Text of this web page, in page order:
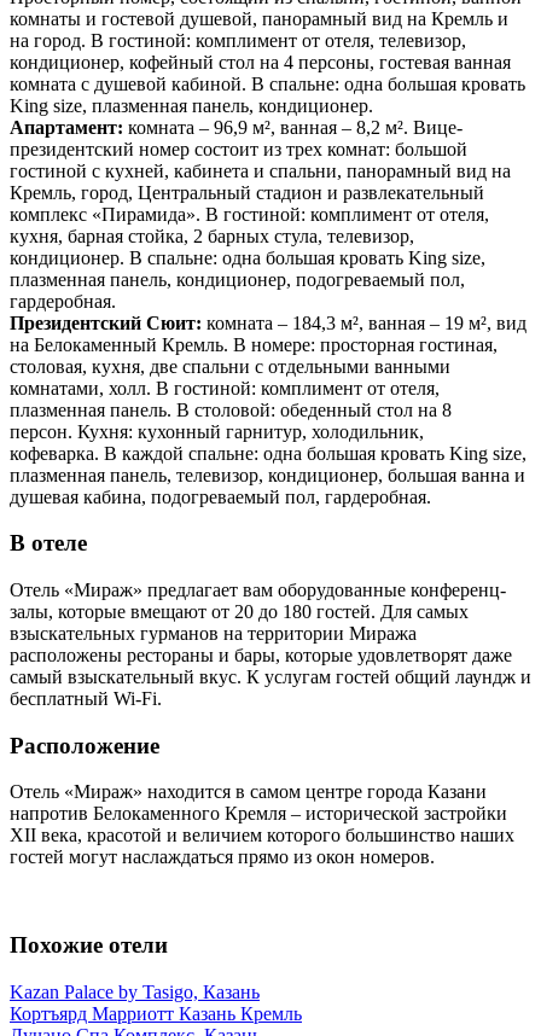
комнаты и гостевой душевой, панорамный вид на Кремль и
на город. В гостиной: комплимент от отеля, телевизор,
кондиционер, кофейный стол на 4 персоны, гостевая ванная
комната с душевой кабиной. В спальне: одна большая кровать
King size, плазменная панель, кондиционер.
Апартамент: комната – 96,9 м², ванная – 8,2 м². Вице-
президентский номер состоит из трех комнат: большой
гостиной с кухней, кабинета и спальни, панорамный вид на
Кремль, город, Центральный стадион и развлекательный
комплекс «Пирамида». В гостиной: комплимент от отеля,
кухня, барная стойка, 2 барных стула, телевизор,
кондиционер. В спальне: одна большая кровать King size,
плазменная панель, кондиционер, подогреваемый пол,
гардеробная.
Президентский Сюит: комната – 184,3 м², ванная – 19 м², вид
на Белокаменный Кремль. В номере: просторная гостиная,
столовая, кухня, две спальни с отдельными ванными
комнатами, холл. В гостиной: комплимент от отеля,
плазменная панель. В столовой: обеденный стол на 8
персон. Кухня: кухонный гарнитур, холодильник,
кофеварка. В каждой спальне: одна большая кровать King size,
плазменная панель, телевизор, кондиционер, большая ванна и
душевая кабина, подогреваемый пол, гардеробная.
В отеле
Отель «Мираж» предлагает вам оборудованные конференц-
залы, которые вмещают от 20 до 180 гостей. Для самых
взыскательных гурманов на территории Миража
расположены рестораны и бары, которые удовлетворят даже
самый взыскательный вкус. К услугам гостей общий лаундж и
бесплатный Wi-Fi.
Расположение
Отель «Мираж» находится в самом центре города Казани
напротив Белокаменного Кремля – исторической застройки
XII века, красотой и величием которого большинство наших
гостей могут наслаждаться прямо из окон номеров.
Похожие отели
Kazan Palace by Tasigo, Казань
Кортъярд Марриотт Казань Кремль